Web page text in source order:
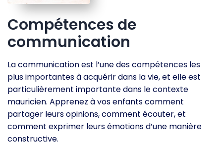
Compétences de
communication
La communication est l’une des compétences les
plus importantes à acquérir dans la vie, et elle est
particulièrement importante dans le contexte
mauricien. Apprenez à vos enfants comment
partager leurs opinions, comment écouter, et
comment exprimer leurs émotions d’une manière
constructive.